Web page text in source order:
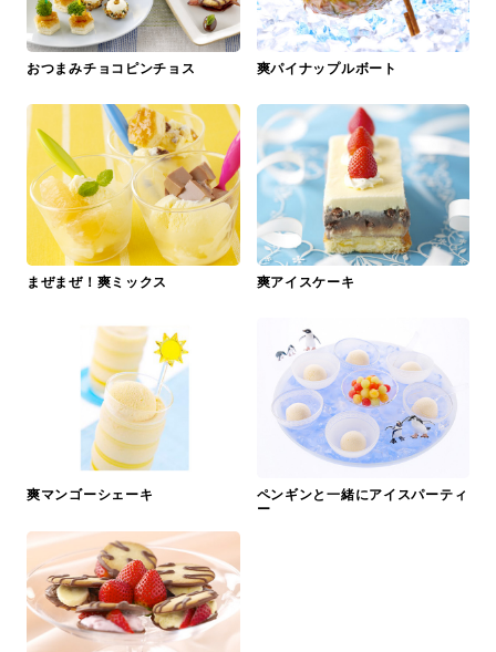
おつまみチョコピンチョス 爽パイナップルボート
まぜまぜ！爽ミックス 爽アイスケーキ
爽マンゴーシェーキ
ペンギンと一緒にアイスパーティ
ー